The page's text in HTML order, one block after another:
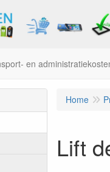
en
Home
Lift